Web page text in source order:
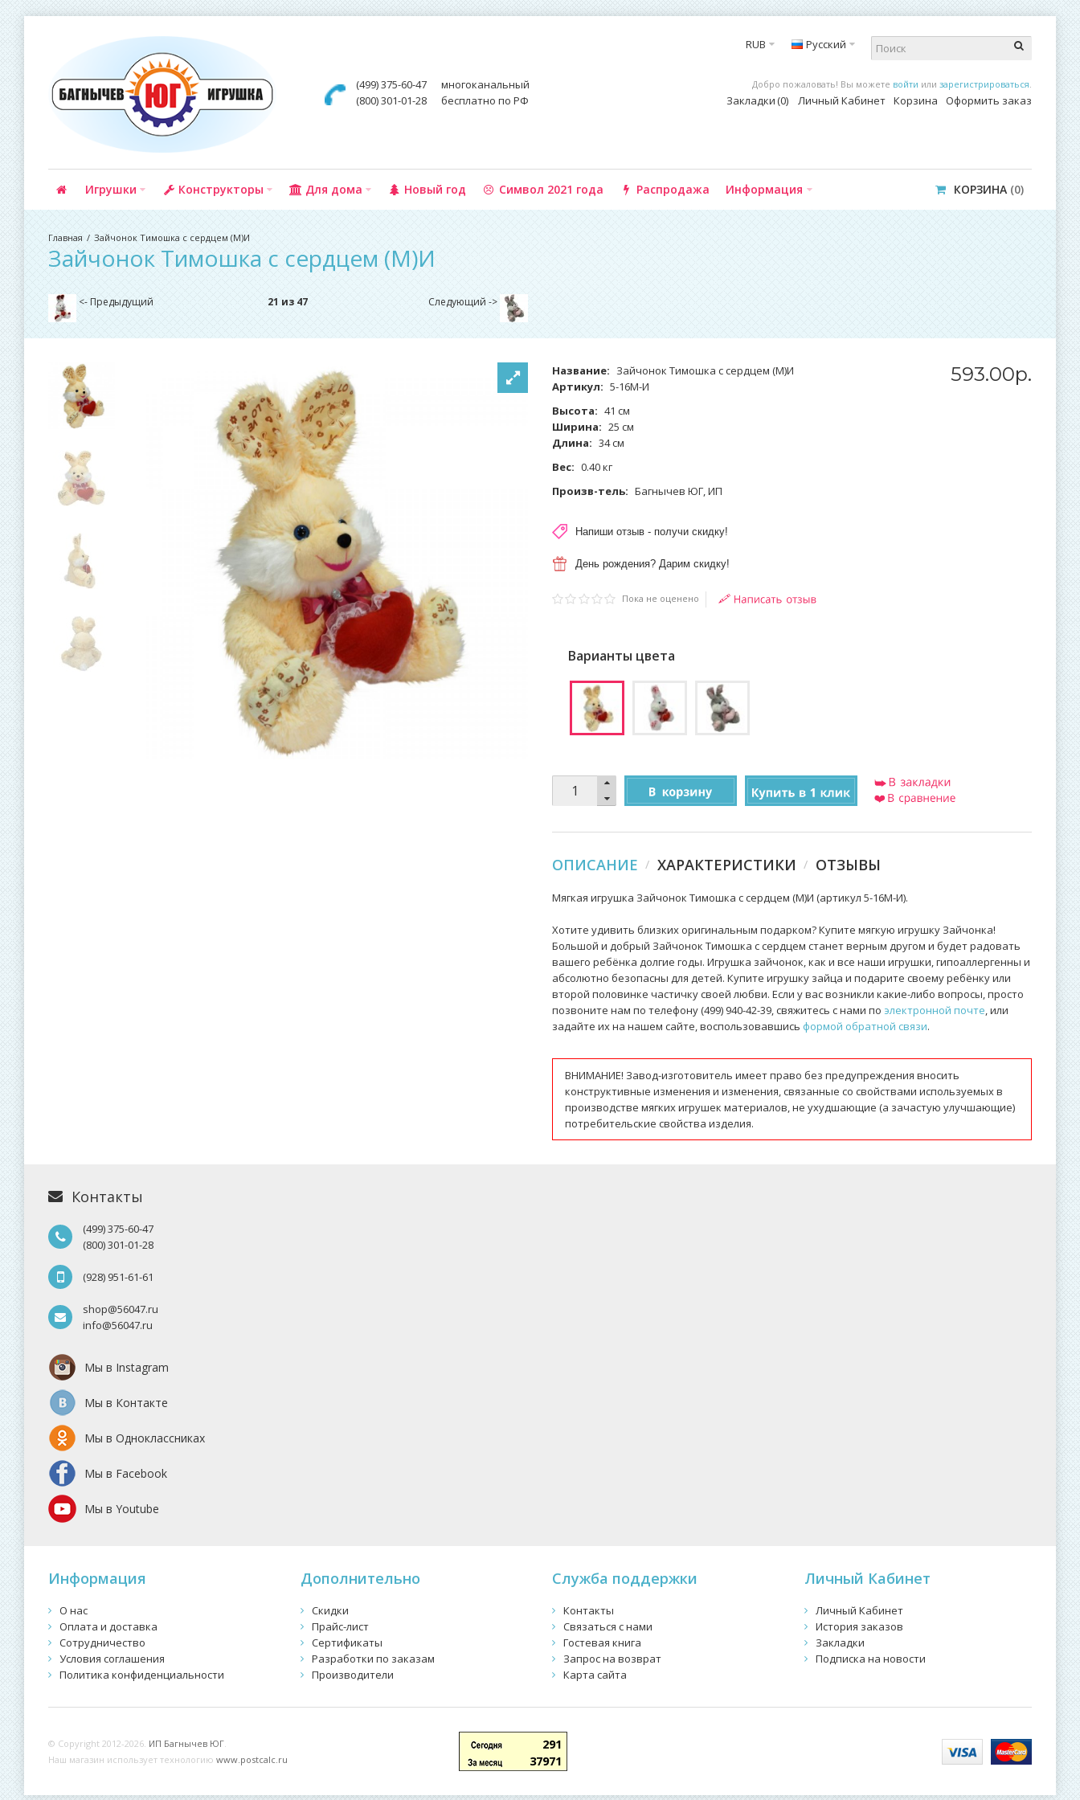
(499) 375-60-47
многоканальный
(800) 301-01-28
бесплатно по РФ
RUB Русский
Добро пожаловать! Вы можете войти или зарегистрироваться.
Закладки 0 Личный Кабинет Корзина Оформить заказ
Игрушки Конструкторы Для дома Новый год Символ 2021 года Распродажа Информация КОРЗИНА 0
Зайчонок Тимошка с сердцем (М)И
Зайчонок Тимошка с сердцем (М)И
<- Предыдущий 21 из 47 Следующий ->
Название: Зайчонок Тимошка с сердцем (М)И
Артикул: 5-16М-И
Высота: 41 см
Ширина: 25 см
Длина: 34 см
Вес: 0.40 кг
Произв-тель: Багнычев ЮГ, ИП
Напиши отзыв - получи скидку!
День рождения? Дарим скидку!
593.00р.
Пока не оценено
Варианты цвета
ОПИСАНИЕ ХАРАКТЕРИСТИКИ ОТЗЫВЫ
Мягкая игрушка Зайчонок Тимошка с сердцем (М)И (артикул 5-16М-И).
Хотите удивить близких оригинальным подарком? Купите мягкую игрушку Зайчонка!
Большой и добрый Зайчонок Тимошка с сердцем станет верным другом и будет радовать
вашего ребёнка долгие годы. Игрушка зайчонок, как и все наши игрушки, гипоаллергенны и
абсолютно безопасны для детей. Купите игрушку зайца и подарите своему ребёнку или
второй половинке частичку своей любви. Если у вас возникли какие-либо вопросы, просто
позвоните нам по телефону (499) 940-42-39, свяжитесь с нами по электронной почте, или
задайте их на нашем сайте, воспользовавшись формой обратной связи.
ВНИМАНИЕ! Завод-изготовитель имеет право без предупреждения вносить
конструктивные изменения и изменения, связанные со свойствами используемых в
производстве мягких игрушек материалов, не ухудшающие (а зачастую улучшающие)
потребительские свойства изделия.
Контакты
(499) 375-60-47
(800) 301-01-28
(928) 951-61-61
shop@56047.ru
info@56047.ru
Мы в Instagram
Мы в Контакте
Мы в Одноклассниках
Мы в Facebook
Мы в Youtube
Информация
О нас
Оплата и доставка
Сотрудничество
Условия соглашения
Политика конфиденциальности
Дополнительно
Скидки
Прайс-лист
Сертификаты
Разработки по заказам
Производители
Служба поддержки
Контакты
Связаться с нами
Гостевая книга
Запрос на возврат
Карта сайта
Личный Кабинет
Личный Кабинет
История заказов
Закладки
Подписка на новости
© Copyright 2012-2026. ИП Багнычев ЮГ
Наш магазин использует технологию www.postcalc.ru
291
37971